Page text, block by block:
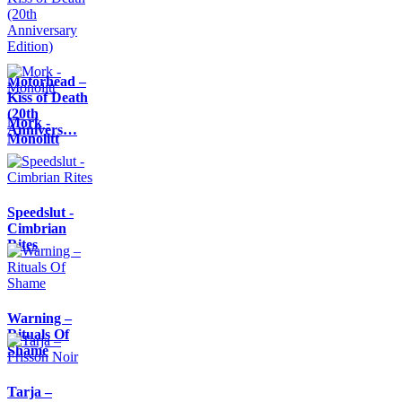
Motörhead –
Kiss of Death
(20th
Annivers…
Mork -
Monolitt
Speedslut -
Cimbrian
Rites
Warning –
Rituals Of
Shame
Tarja –